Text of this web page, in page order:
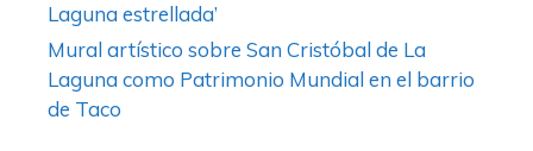
Laguna estrellada’
Mural artístico sobre San Cristóbal de La
Laguna como Patrimonio Mundial en el barrio
de Taco